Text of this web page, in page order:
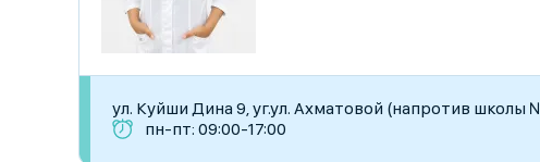
ул. Куйши Дина 9, уг.ул. Ахматовой (напротив школы
пн-пт: 09:00-17:00